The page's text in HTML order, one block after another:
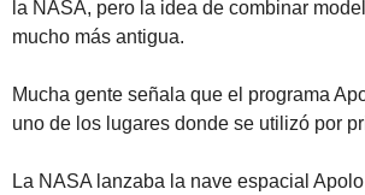
la NASA, pero la idea de combinar
mucho más antigua.
Mucha gente señala que el programa
uno de los lugares donde se utilizó por
La NASA lanzaba la nave espacial